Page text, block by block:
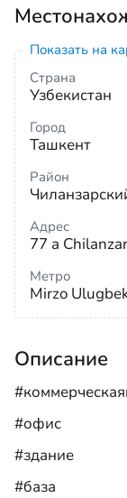
Показать на
Страна
Узбекистан
Город
Ташкент
Район
Адрес
77 a Chilanzar
Метро
Mirzo
Описание
#офис
#здание
#база